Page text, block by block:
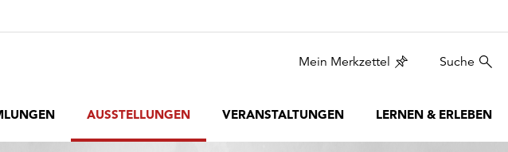
Mein Merkzettel Suche
AUSSTELLUNGEN VERANSTALTUNGEN LERNEN & ERLEBEN